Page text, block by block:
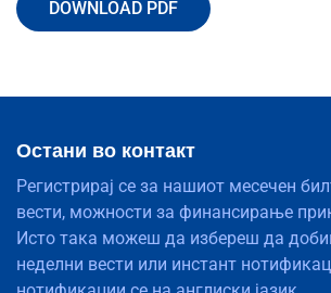
DOWNLOAD PDF
Остани во контакт
Регистрирај се за нашиот месечен
вести, можности за финансирање
Исто така можеш да избереш да
неделни вести или инстант